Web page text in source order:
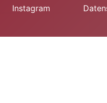
Instagram